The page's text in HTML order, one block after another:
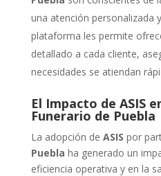
una atención personalizada
plataforma les permite
detallado a cada cliente,
necesidades se atiendan
El Impacto de ASIS
Funerario de Puebla
La adopción de ASIS por
Puebla ha generado un
eficiencia operativa y en la